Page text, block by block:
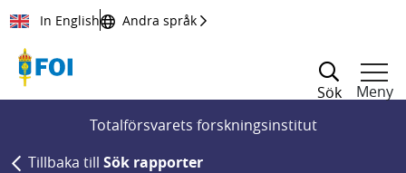
Till innehållet
In English Andra språk
Sök
Meny
Totalförsvarets forskningsinstitut
Tillbaka till Sök rapporter